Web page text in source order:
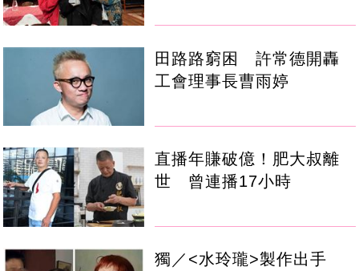
田路路窮困 許常德開轟
工會理事長曹雨婷
直播年賺破億！肥大叔離
世 曾連播17小時
獨／<水玲瓏>製作出手